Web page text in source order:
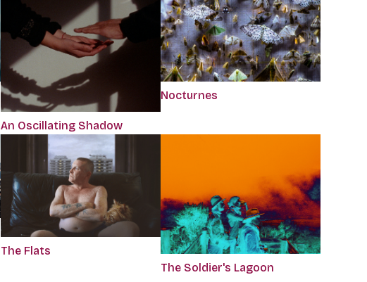
An Oscillating Shadow
Nocturnes
The Flats
The Soldier's Lagoon